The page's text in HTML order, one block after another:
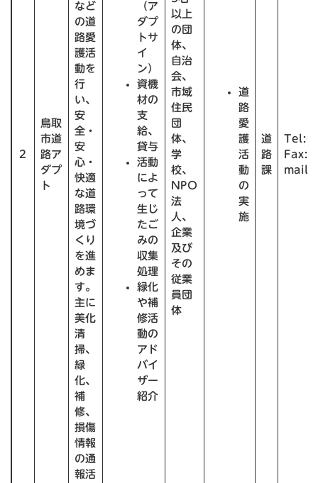
2
鳥取
市道
路ア
ダプ
ト
など
の道
路愛
護活
動を
行
い、
安
全・
安
心・
快適
な道
路環
境づ
くり
を進
めま
す。
主に
美化
清
掃、
緑
化、
補
修、
損傷
情報
の通
報活
（ア
ダプ
トサ
イ
ン）
資機
材の
支
給、
貸与
活動
によ
って
生じ
たご
みの
収集
処理
緑化
や補
修活
動の
アド
バイ
ザー
紹介
以上
の団
体、
自治
会、
市域
住民
団
体、
学
校、
NPO
法
人、
企業
及び
その
従業
員団
体
道
路
愛
護
活
動
の
実
施
道
路
課